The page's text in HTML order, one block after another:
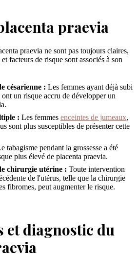
praevia
praevia ne sont pas toujours claires,
facteurs de risque sont associés à son
césarienne : Les femmes ayant déjà subi
ont un risque accru de développer un
: Les femmes enceintes de jumeaux,
sont plus susceptibles de présenter cette
tabagisme pendant la grossesse a été
plus élevé de placenta praevia.
chirurgie utérine : Toute intervention
de l'utérus, telle que la chirurgie
fibromes, peut augmenter le risque.
et diagnostic du